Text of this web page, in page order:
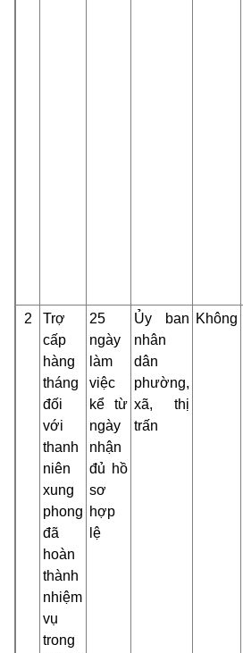
2
Trợ
cấp
hàng
tháng
đối
với
thanh
niên
xung
phong
đã
hoàn
thành
nhiệm
vụ
trong
25
ngày
làm
việc
kể từ
ngày
nhận
đủ hồ
sơ
hợp
lệ
Ủy ban
nhân
dân
phường,
xã, thị
trấn
Không